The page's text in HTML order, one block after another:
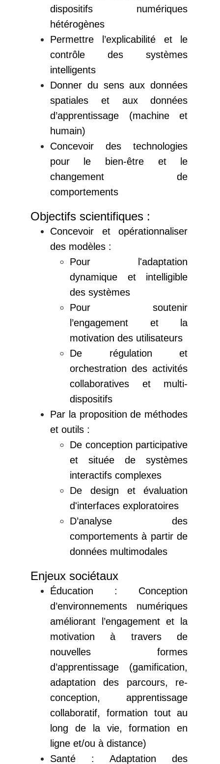
dispositifs numériques
hétérogènes
Permettre l’explicabilité et le
contrôle des systèmes
intelligents
Donner du sens aux données
spatiales et aux données
d’apprentissage (machine et
humain)
Concevoir des technologies
pour le bien-être et le
changement de
comportements
Objectifs scientifiques :
Concevoir et opérationnaliser
des modèles :
Pour l'adaptation
dynamique et intelligible
des systèmes
Pour soutenir
l’engagement et la
motivation des utilisateurs
De régulation et
orchestration des activités
collaboratives et multi-
dispositifs
Par la proposition de méthodes
et outils :
De conception participative
et située de systèmes
interactifs complexes
De design et évaluation
d'interfaces exploratoires
D’analyse des
comportements à partir de
données multimodales
Enjeux sociétaux
Éducation : Conception
d’environnements numériques
améliorant l’engagement et la
motivation à travers de
nouvelles formes
d’apprentissage (gamification,
adaptation des parcours, re-
conception, apprentissage
collaboratif, formation tout au
long de la vie, formation en
ligne et/ou à distance)
Santé : Adaptation des